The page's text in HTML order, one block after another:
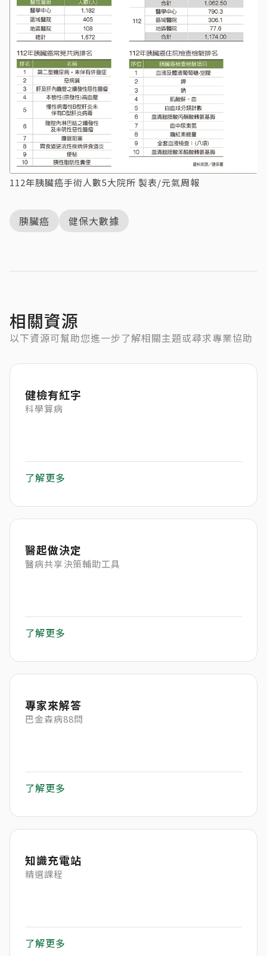
112年胰臟癌手術人數5大院所 製表/元氣周報
胰臟癌 健保大數據
相關資源
以下資源可幫助您進一步了解相關主題或尋求專業協助
健檢有紅字
科學算病
了解更多
醫起做決定
醫病共享決策輔助工具
了解更多
專家來解答
巴金森病88問
了解更多
知識充電站
精選課程
了解更多